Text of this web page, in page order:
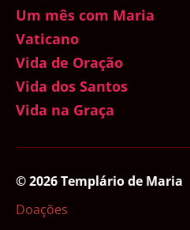
Um mês com Maria
Vaticano
Vida de Oração
Vida dos Santos
Vida na Graça
© 2026Templário de Maria
Doações